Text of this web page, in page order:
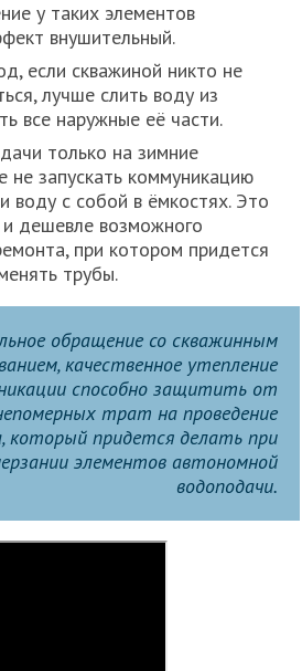
у таких элементов
внушительный.
если скважиной никто не
лучше слить воду из
все наружные её части.
только на зимние
не запускать коммуникацию
воду с собой в ёмкостях. Это
дешевле возможного
при котором придется
трубы.
обращение со скважинным
качественное утепление
способно защитить от
трат на проведение
который придется делать при
элементов автономной
водоподачи.